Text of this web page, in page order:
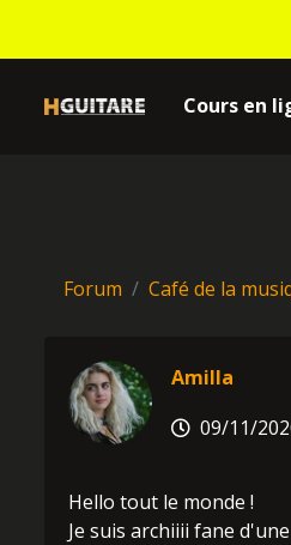
Cours en
Forum Café de la
Amilla
09/11/
Hello tout le monde !
Je suis archiiii fane